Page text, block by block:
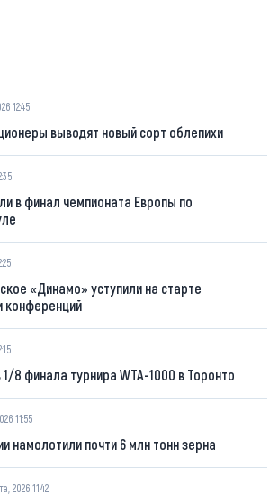
12:45
выводят новый сорт облепихи
в финал чемпионата Европы по
«Динамо» уступили на старте
конференций
8 финала турнира WTA-1000 в Торонто
11:55
намолотили почти 6 млн тонн зерна
2026 11:42